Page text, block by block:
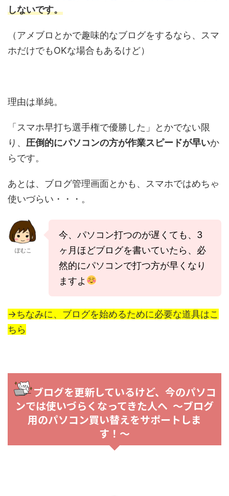
しないです。
（アメブロとかで趣味的なブログをするなら、スマ
ホだけでもOKな場合もあるけど）
理由は単純。
「スマホ早打ち選手権で優勝した」とかでない限
り、 圧倒的にパソコンの方が作業スピードが早いか
らです。
あとは、ブログ管理画面とかも、スマホではめちゃ
使いづらい・・・。
ぽむこ
今、パソコン打つのが遅くても、3
ヶ月ほどブログを書いていたら、必
然的にパソコンで打つ方が早くなり
ますよ
→ちなみに、ブログを始めるために必要な道具はこ
ちら
ブログを更新しているけど、今のパソコ
ンでは使いづらくなってきた人へ 〜ブログ
用のパソコン買い替えをサポートしま
す！〜